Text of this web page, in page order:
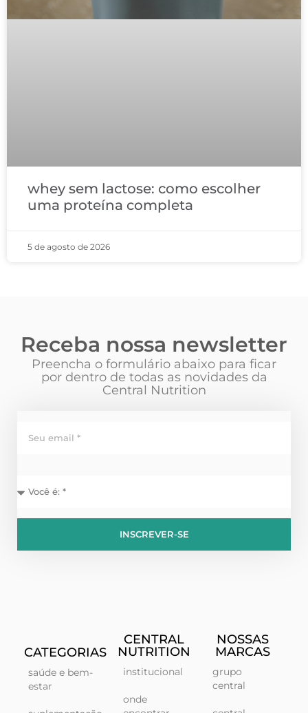
whey sem lactose: como escolher
uma proteína completa
5 de agosto de 2026
Receba nossa newsletter
Preencha o formulário abaixo para ficar
por dentro de todas as novidades da
Central Nutrition
INSCREVER-SE
CATEGORIAS
saúde e bem-
estar
CENTRAL
NUTRITION
institucional
onde
NOSSAS
MARCAS
grupo
central